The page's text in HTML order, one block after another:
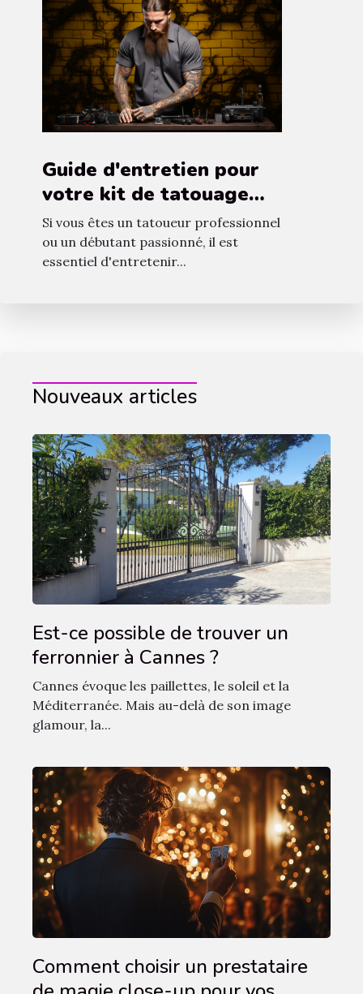
Guide d'entretien pour
votre kit de tatouage
professionnel
Si vous êtes un tatoueur professionnel
ou un débutant passionné, il est
essentiel d'entretenir...
Nouveaux articles
Est-ce possible de trouver un
ferronnier à Cannes ?
Cannes évoque les paillettes, le soleil et la
Méditerranée. Mais au-delà de son image
glamour, la...
Comment choisir un prestataire